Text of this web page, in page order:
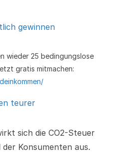
gewinnen
wieder 25 bedingungslose
gratis mitmachen:
teurer
sich die CO2-Steuer
Konsumenten aus.